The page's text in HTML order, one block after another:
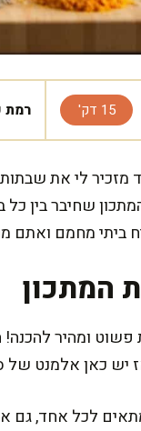
15 דק' רמת
מזכיר לי את
שחיבר בין
ביתי מחמם ואתם
המתכון
יש כאן אלמנט
לכל אחד, גם